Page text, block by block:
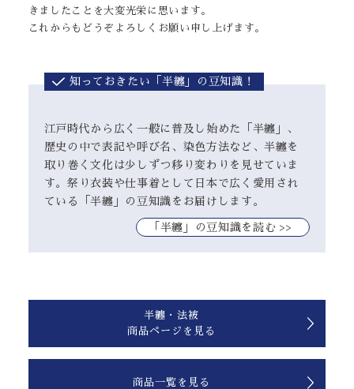
きましたことを大変光栄に思います。
これからもどうぞよろしくお願い申し上げます。
知っておきたい「半纏」の豆知識！
江戸時代から広く一般に普及し始めた「半纏」、
歴史の中で表記や呼び名、染色方法など、半纏を
取り巻く文化は少しずつ移り変わりを見せていま
す。祭り衣装や仕事着として日本で広く愛用され
ている「半纏」の豆知識をお届けします。
｢半纏」の豆知識を読む >>
商品一覧を見る
半纏・法被
商品ページを見る